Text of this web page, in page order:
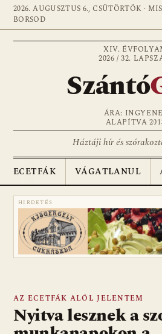
2026. AUGUSZTUS 6., CSÜTÖRTÖK ·
BORSOD
XIV.
2026 / 32.
Szántó
ÁRA:
ALAPÍTVA
Háztáji hír és
ECETFÁK VÁGATLANUL
HIRDETÉS
AZ ECETFÁK ALÓL JELENTEM
Nyitva lesznek a